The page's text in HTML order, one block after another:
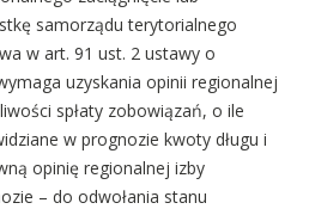
samorządu terytorialnego
w art. 91 ust. 2 ustawy o
uzyskania opinii regionalnej
spłaty zobowiązań, o ile
w prognozie kwoty długu i
opinię regionalnej izby
– do odwołania stanu